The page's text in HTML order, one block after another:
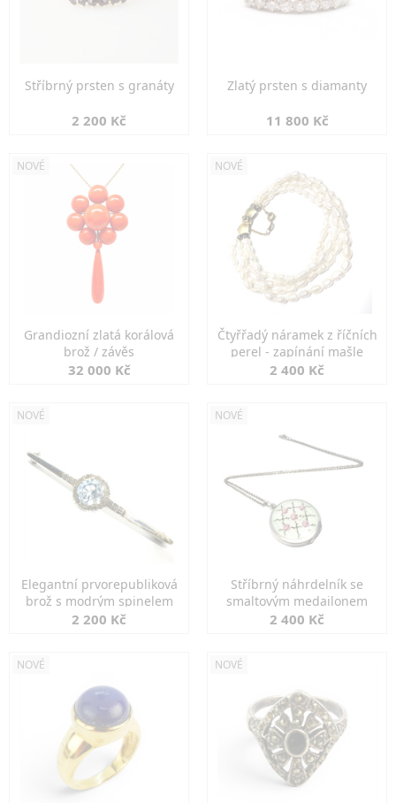
Stříbrný prsten s granáty
2 200 Kč
Zlatý prsten s diamanty
11 800 Kč
NOVÉ
Grandiozní zlatá korálová
brož / závěs
32 000 Kč
NOVÉ
Čtyřřadý náramek z říčních
perel - zapínání mašle
2 400 Kč
NOVÉ
Elegantní prvorepubliková
brož s modrým spinelem
2 200 Kč
NOVÉ
Stříbrný náhrdelník se
smaltovým medailonem
2 400 Kč
NOVÉ NOVÉ